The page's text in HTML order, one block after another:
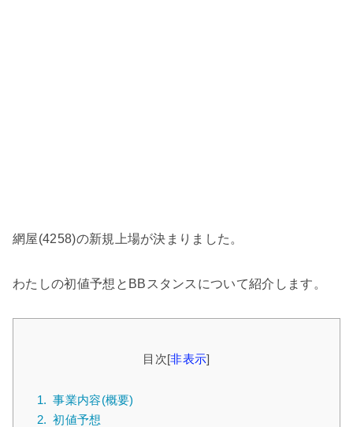
網屋(4258)の新規上場が決まりました。
わたしの初値予想とBBスタンスについて紹介します。
目次[非表示]
1. 事業内容(概要)
2. 初値予想